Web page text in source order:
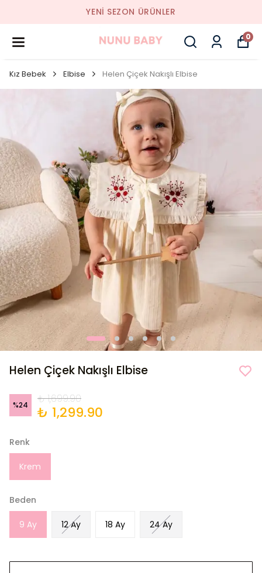
YENI SEZON ÜRÜNLER
0
Kız Bebek Elbise Helen Çiçek Nakışlı Elbise
Helen Çiçek Nakışlı Elbise
%24 ₺ 1,699.90
₺ 1,299.90
Renk
Krem
Beden
9 Ay 12 Ay 18 Ay 24 Ay